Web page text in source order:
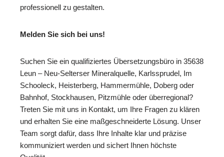
professionell zu gestalten.
Melden Sie sich bei uns!
Suchen Sie ein qualifiziertes Übersetzungsbüro in 35638
Leun – Neu-Selterser Mineralquelle, Karlssprudel, Im
Schooleck, Heisterberg, Hammermühle, Doberg oder
Bahnhof, Stockhausen, Pitzmühle oder überregional?
Treten Sie mit uns in Kontakt, um Ihre Fragen zu klären
und erhalten Sie eine maßgeschneiderte Lösung. Unser
Team sorgt dafür, dass Ihre Inhalte klar und präzise
kommuniziert werden und sichert Ihnen höchste